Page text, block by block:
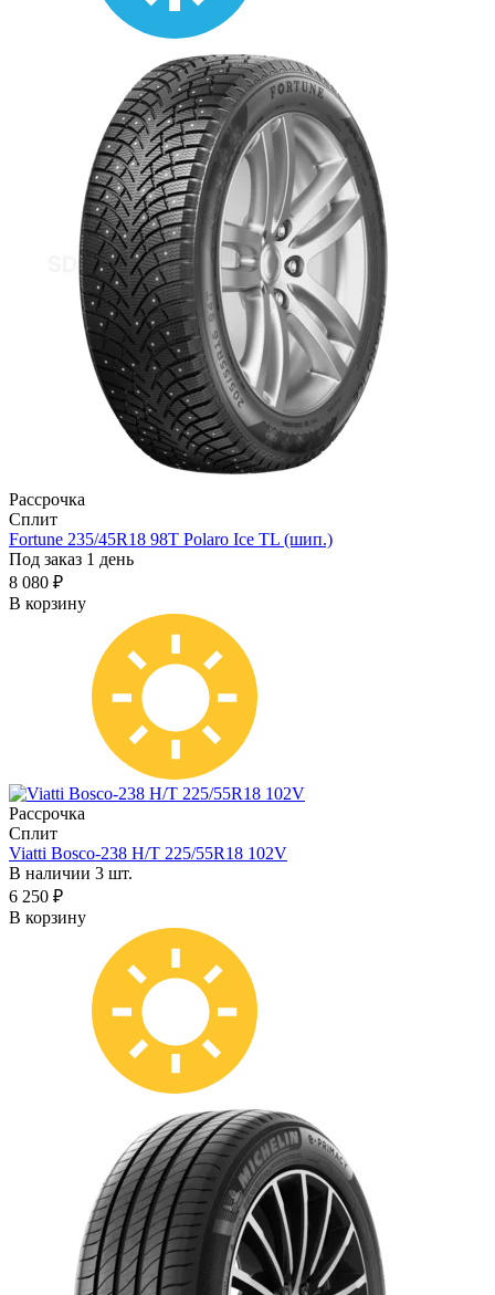
Рассрочка
Сплит
Fortune 235/45R18 98T Polaro Ice TL (шип.)
Под заказ 1 день
8 080 ₽
В корзину
Рассрочка
Сплит
Viatti Bosco-238 H/T 225/55R18 102V
В наличии 3 шт.
6 250 ₽
В корзину